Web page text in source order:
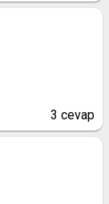
3 cevap